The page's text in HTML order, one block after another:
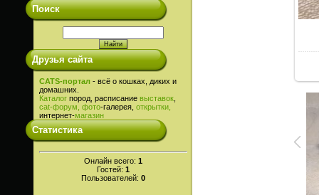
Поиск
Друзья сайта
CATS-портал - всё о кошках, диких и
домашних.
Каталог пород, расписание выставок
cat-форум, фото-галерея, открытки,
интернет-магазин
Статистика
Онлайн всего: 1
Гостей: 1
Пользователей: 0